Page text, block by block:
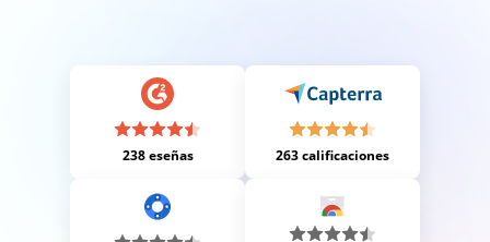
238 eseñas 263 calificaciones